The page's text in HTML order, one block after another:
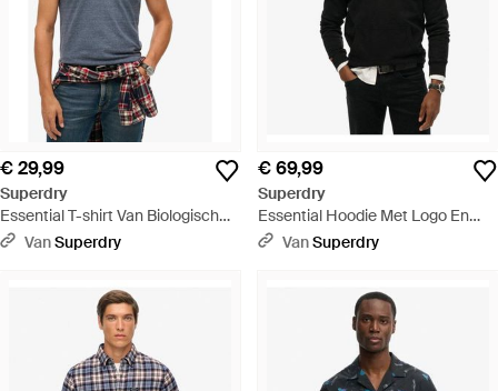
€ 29,99
Superdry
Essential T-shirt Van Biologisch
Katoen Met V-hals En Logo -
VanSuperdry
€ 69,99
Superdry
Essential Hoodie Met Logo En
Halfgeborstelde Voering - Zwart
VanSuperdry